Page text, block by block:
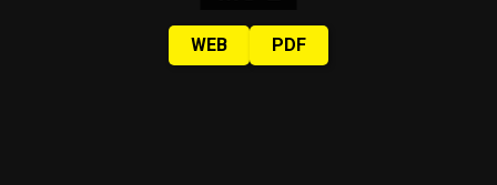
WEB PDF